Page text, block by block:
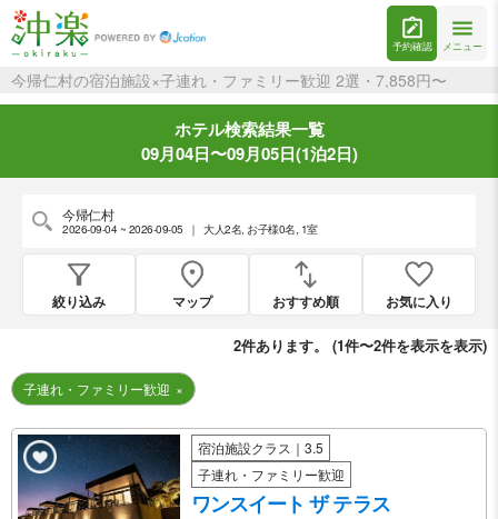
予約確認 メニュー
今帰仁村の宿泊施設×子連れ・ファミリー歓迎 2選・7,858円〜
ホテル検索結果一覧
09月04日〜09月05日(1泊2日)
今帰仁村
2026-09-04 ~ 2026-09-05 ｜ 大人2名, お子様0名, 1室
絞り込み マップ おすすめ順 お気に入り
2件あります。 (1件〜2件を表示を表示)
子連れ・ファミリー歓迎 ×
宿泊施設クラス｜3.5
子連れ・ファミリー歓迎
ワンスイート ザ テラス